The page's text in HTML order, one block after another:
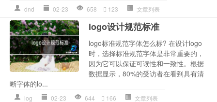
dnd 02-23 658 123 文章列表
logo设计规范标准
logo标准规范字体怎么标? 在设计logo
时，选择标准规范字体是非常重要的，
因为它可以保证可读性和一致性。根据
数据显示，80%的受访者在看到具有清
晰字体的lo...
log 02-23 644 166 文章列表